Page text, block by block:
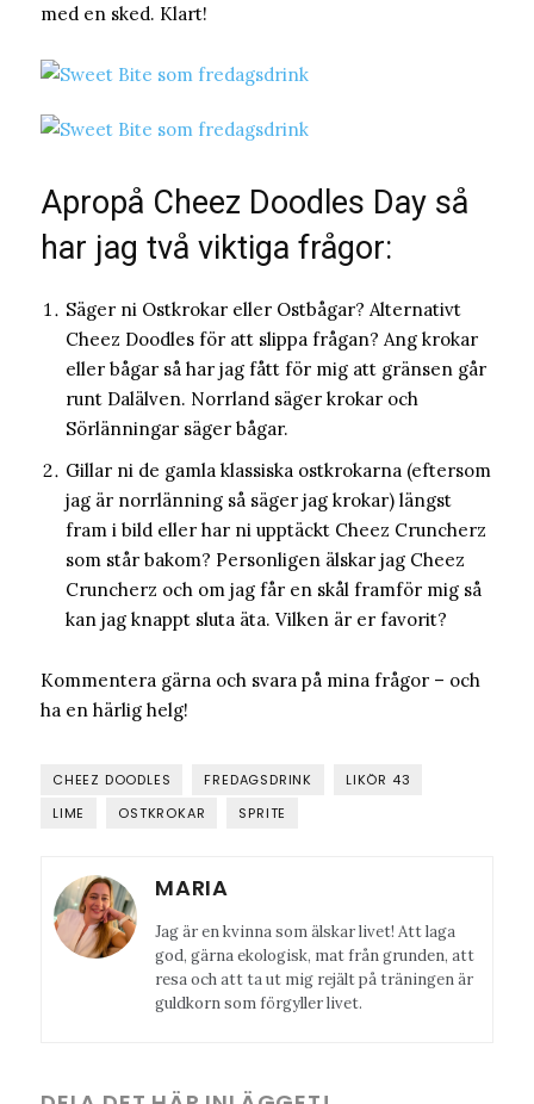
med en sked. Klart!
Apropå Cheez Doodles Day så
har jag två viktiga frågor:
Säger ni Ostkrokar eller Ostbågar? Alternativt
Cheez Doodles för att slippa frågan? Ang krokar
eller bågar så har jag fått för mig att gränsen går
runt Dalälven. Norrland säger krokar och
Sörlänningar säger bågar.
Gillar ni de gamla klassiska ostkrokarna (eftersom
jag är norrlänning så säger jag krokar) längst
fram i bild eller har ni upptäckt Cheez Cruncherz
som står bakom? Personligen älskar jag Cheez
Cruncherz och om jag får en skål framför mig så
kan jag knappt sluta äta. Vilken är er favorit?
Kommentera gärna och svara på mina frågor – och
ha en härlig helg!
CHEEZ DOODLES FREDAGSDRINK
LIKÖR 43
LIME
OSTKROKAR SPRITE
MARIA
Jag är en kvinna som älskar livet! Att laga
god, gärna ekologisk, mat från grunden, att
resa och att ta ut mig rejält på träningen är
guldkorn som förgyller livet.